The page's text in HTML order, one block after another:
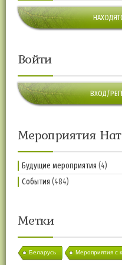
Войти
ВХОД/
Мероприятия
Будущие мероприятия (4)
События (484)
Метки
Беларусь Мероприятия с